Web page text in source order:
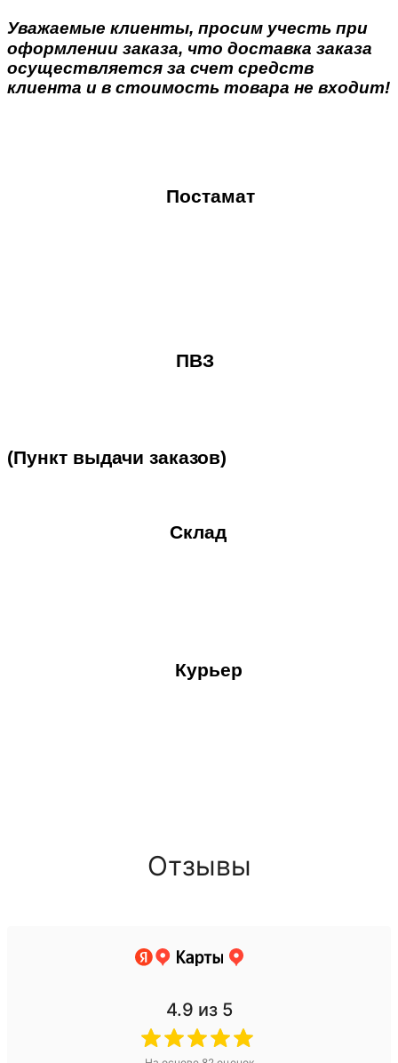
Уважаемые клиенты, просим учесть при
оформлении заказа, что доставка заказа
осуществляется за счет средств
клиента и в стоимость товара не входит!
Постамат
ПВЗ
(Пункт выдачи заказов)
Склад
Курьер